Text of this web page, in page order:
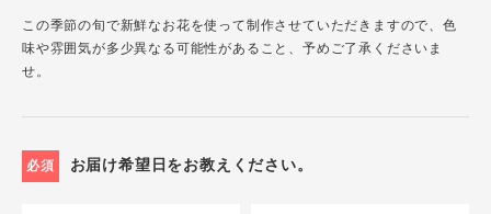
この季節の旬で新鮮なお花を使って制作させていただきますので、色
味や雰囲気が多少異なる可能性があること、予めご了承くださいま
せ。
必須 お届け希望日をお教えください。